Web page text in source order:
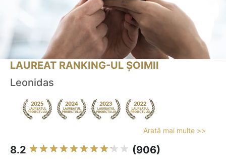
LAUREAT RANKING-UL ȘOIMII
Leonidas
Arată mai multe >>
8.2 (906)